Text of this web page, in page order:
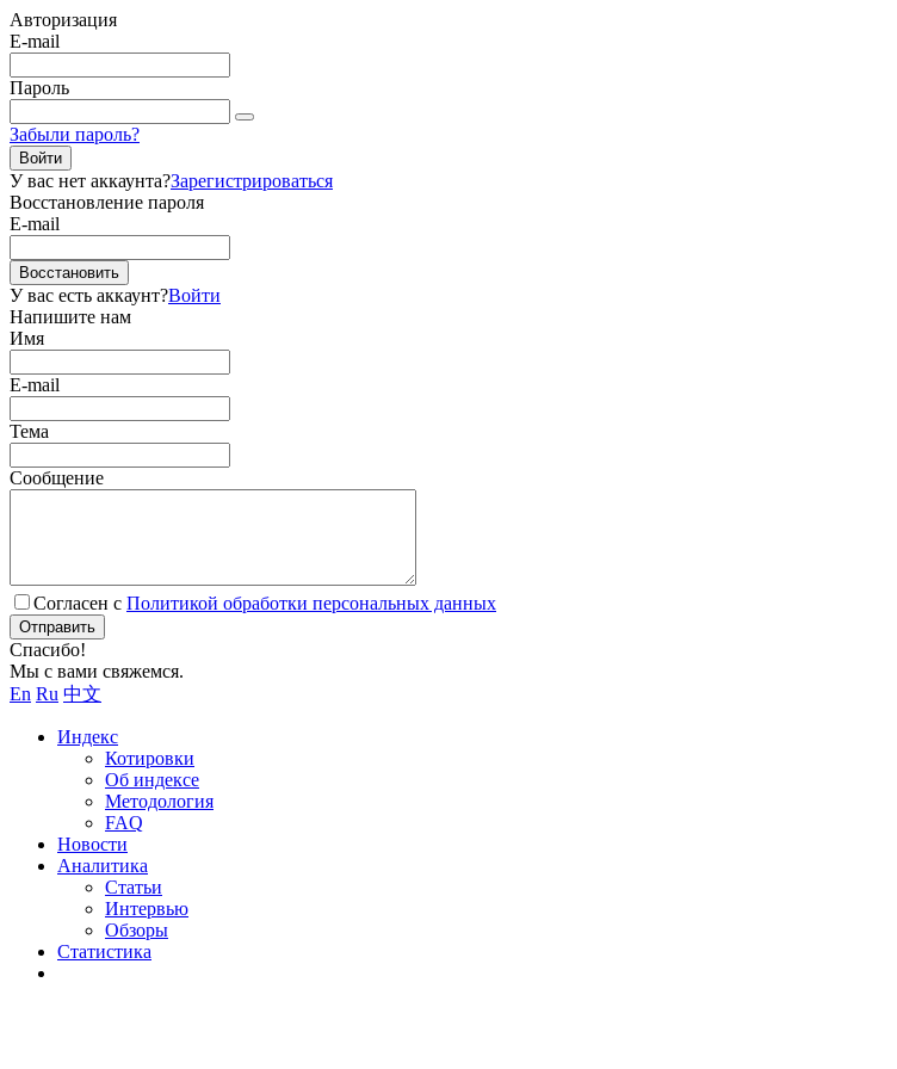
Авторизация
E-mail
Пароль
Забыли пароль?
Войти
У вас нет аккаунта?Зарегистрироваться
Восстановление пароля
E-mail
Восстановить
У вас есть аккаунт?Войти
Напишите нам
Имя
E-mail
Тема
Сообщение
Согласен с Политикой обработки персональных данных
Отправить
Спасибо!
Мы с вами свяжемся.
En Ru 中文
Индекс
Котировки
Об индексе
Методология
FAQ
Новости
Аналитика
Статьи
Интервью
Обзоры
Статистика